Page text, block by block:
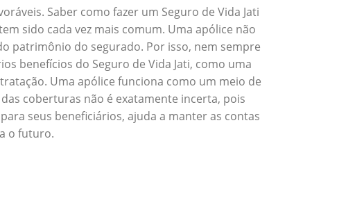
Saber como fazer um Seguro de Vida Jati
sido cada vez mais comum. Uma apólice não
patrimônio do segurado. Por isso, nem sempre
benefícios do Seguro de Vida Jati, como uma
Uma apólice funciona como um meio de
coberturas não é exatamente incerta, pois
seus beneficiários, ajuda a manter as contas
o futuro.